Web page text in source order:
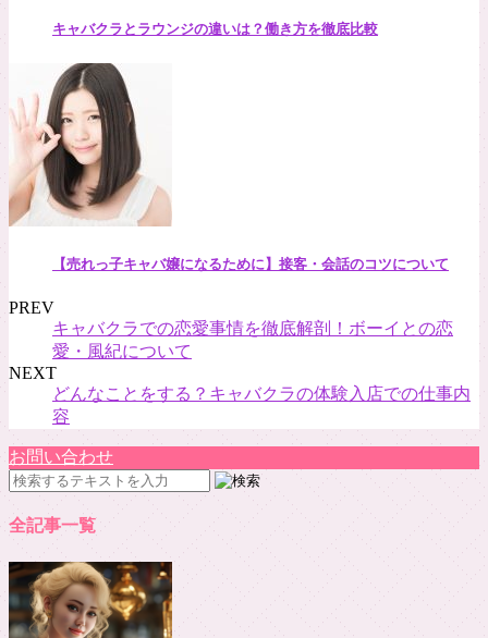
キャバクラとラウンジの違いは？働き方を徹底比較
【売れっ子キャバ嬢になるために】接客・会話のコツについて
PREV
キャバクラでの恋愛事情を徹底解剖！ボーイとの恋
愛・風紀について
NEXT
どんなことをする？キャバクラの体験入店での仕事内
容
お問い合わせ
全記事一覧